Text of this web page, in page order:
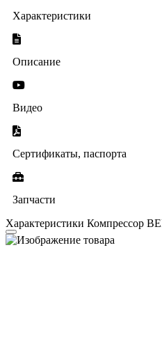
Характеристики
Описание
Видео
Сертификаты, паспорта
Запчасти
Характеристики Компрессор